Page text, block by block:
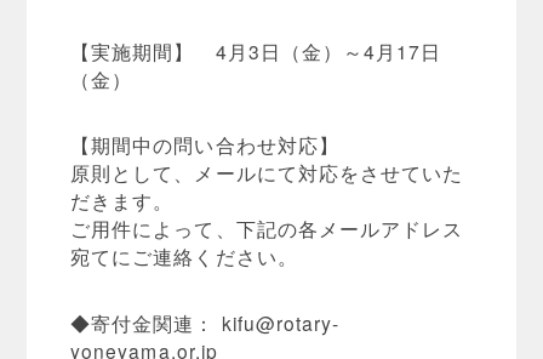
【実施期間】 4月3日（金）～4月17日
（金）
【期間中の問い合わせ対応】
原則として、メールにて対応をさせていた
だきます。
ご用件によって、下記の各メールアドレス
宛てにご連絡ください。
◆寄付金関連： kifu@rotary-
yoneyama.or.jp